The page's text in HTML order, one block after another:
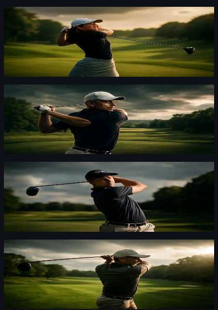
Golf·ByErik Lindqvist·30 juli 2026
Jeeno Thitikul 64 bogeyfri – favorit i AIG
Women's Open nu
Jeeno Thitikul öppnade med 64 slag, bogeyfri. Jag
tycker hon är favorit efter den ronden.
Oskar Nylund 30 juli 2026
Trey Mullinax avstängd sex månader – WADA-
frågor väcks
Trey Mullinax får sex månaders avstängning efter ett
positivt WADA-test. Jag tycker det sätter press på
Maja Forsberg·
Ludvig Åberg klart för tre slutspel på PGA Tour i
år
Åberg är tia i FedEx Cup och i praktiken klar för två
stora slutspel. Jag tycker det säger mer än statistiken
Golf·By 29 juli 2026
Golfbråk vid The Quarry: spelare misshandlad
och knivhuggen
Ett golfspel som spårade ur på The Quarry utanför San
Antonio. Först en klubba, sen en kniv — ja, du läste rätt.